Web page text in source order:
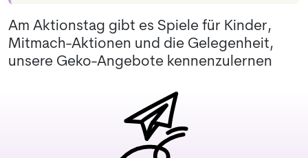
Am Aktionstag gibt es Spiele für Kinder,
Mitmach-Aktionen und die Gelegenheit,
unsere Geko-Angebote kennenzulernen